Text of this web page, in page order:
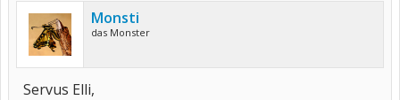
Monsti
das Monster
Servus Elli,